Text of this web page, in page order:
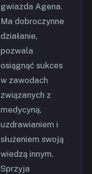
gwiazda Agena.
Ma dobroczynne
działanie,
pozwala
osiągnąć sukces
w zawodach
związanych z
medycyną,
uzdrawianiem i
służeniem swoją
wiedzą innym.
Sprzyja